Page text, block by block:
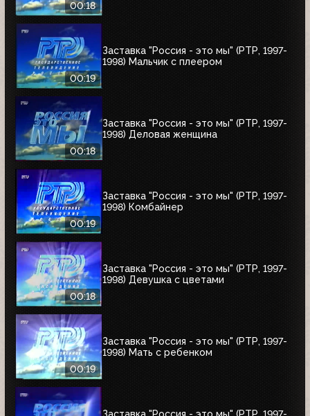
00:18
00:19
Заставка "Россия - это мы" (РТР, 1997-
1998) Мальчик с плеером
00:18
Заставка "Россия - это мы" (РТР, 1997-
1998) Деловая женщина
00:19
Заставка "Россия - это мы" (РТР, 1997-
1998) Комбайнер
00:18
Заставка "Россия - это мы" (РТР, 1997-
1998) Девушка с цветами
00:19
Заставка "Россия - это мы" (РТР, 1997-
1998) Мать с ребенком